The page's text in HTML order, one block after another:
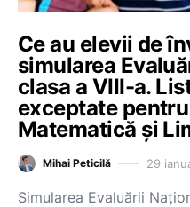
Ce au elevii de
simularea
clasa a VIII-a.
exceptate
Matematică și
Mihai Peticilă 29
Simularea Evaluării